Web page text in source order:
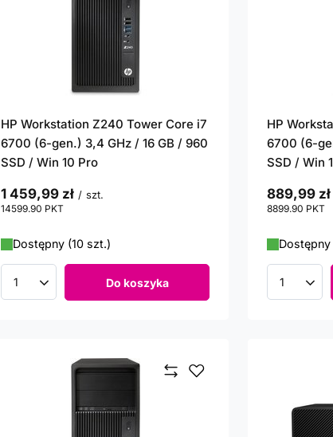
HP Workstation Z240 Tower Core i7
6700 (6-gen.) 3,4 GHz / 16 GB / 960
SSD / Win 10 Pro
1 459,99 zł / szt.
14599.90 PKT
Dostępny (10 szt.)
Ilość produktów Do koszyka
HP
6700 (6-
SSD / Win
889,99 zł
8899.90 PKT
Dostępny
Ilość